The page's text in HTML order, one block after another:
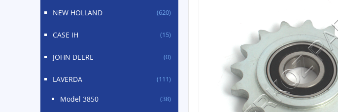
NEW HOLLAND (620)
CASE IH (15)
JOHN DEERE (0)
LAVERDA (111)
Model 3850 (38)